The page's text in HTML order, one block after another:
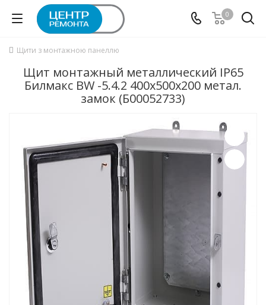
0
Щити з монтажною панеллю
Щит монтажный металлический IP65
Билмакс BW -5.4.2 400x500x200 метал.
замок (Б00052733)